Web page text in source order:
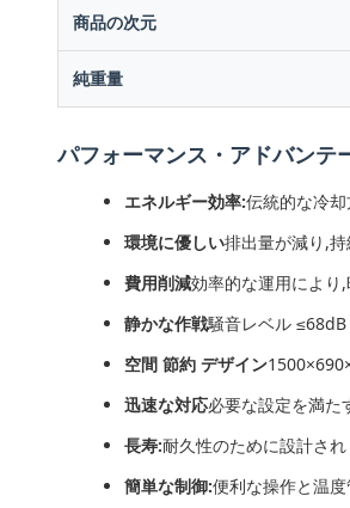
商品の次元
純重量
パフォーマンス・アドバンテ
エネルギー効率:伝統的な冷
環境に優しい排出量が減り,
費用削減効率的な運用により
静かな作戦騒音レベル
空間 節約 デザイン
迅速な対応必要な設定を満た
長寿:耐久性のために設計さ
簡単な制御:便利な操作と温